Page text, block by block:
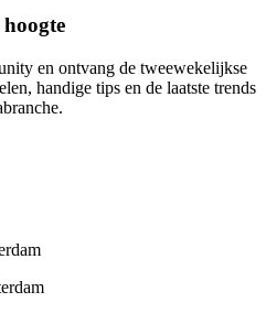
en ontvang de tweewekelijkse
handige tips en de laatste trends